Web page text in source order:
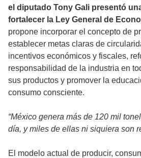
el diputado Tony Gali presentó
fortalecer la Ley General de
propone incorporar el concepto de
establecer metas claras de
incentivos económicos y fiscales,
responsabilidad de la industria en
sus productos y promover la
consumo consciente.
“México genera más de 120 mil
día, y miles de ellas ni siquiera son
El modelo actual de producir,